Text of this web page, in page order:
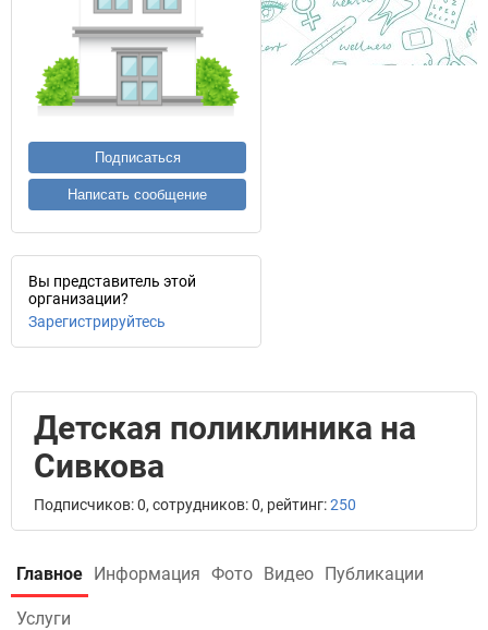
Подписаться
Написать сообщение
Вы представитель этой
организации?
Зарегистрируйтесь
Детская поликлиника на
Сивкова
Подписчиков: 0, сотрудников: 0, рейтинг:250
Главное Информация Фото Видео Публикации
Услуги